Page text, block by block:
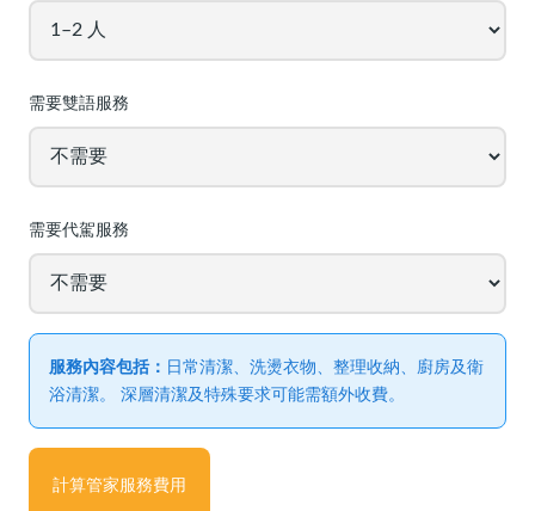
需要雙語服務
需要代駕服務
服務內容包括： 日常清潔、洗燙衣物、整理收納、廚房及衛
浴清潔。 深層清潔及特殊要求可能需額外收費。
計算管家服務費用